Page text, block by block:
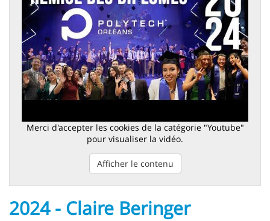
Merci d'accepter les cookies de la catégorie "Youtube"
pour visualiser la vidéo.
Afficher le contenu
2024 - Claire Beringer